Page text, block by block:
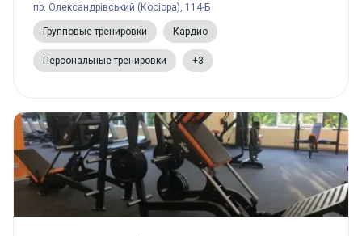
пр. Олександрівський (Косіора), 114-Б
Групповые тренировки Кардио
Персональные тренировки +3